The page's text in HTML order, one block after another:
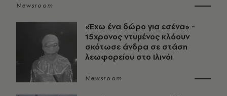
Newsroom
«Έχω ένα δώρο για εσένα» -
15χρονος ντυμένος κλόουν
σκότωσε άνδρα σε στάση
λεωφορείου στο Ιλινόι
Newsroom